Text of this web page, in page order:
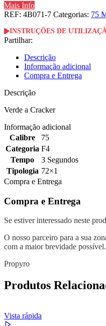
Mais Info
REF: 4B071-7 Categorias: 75
INSTRUÇÕES DE
Partilhar:
Descrição
Informação adicional
Compra e Entrega
Descrição
Verde a Cracker
Informação adicional
Calibre
75
Categoria F4
Tempo
3 Segundos
Tipologia 72×1
Compra e Entrega
Compra e Entrega
Se estiver interessado neste
O nosso parceiro para a sua
com a maior brevidade possível.
Propyro
Produtos
Vista rápida